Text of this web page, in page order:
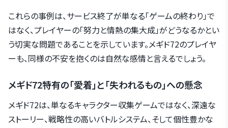
これらの事例は、サービス終了が単なる「ゲームの終わり」で
はなく、プレイヤーの「努力と情熱の集大成」がどうなるかとい
う切実な問題であることを示しています。メギド72のプレイヤ
ーも、同様の不安を抱くのは自然な感情と言えるでしょう。
メギド72特有の「愛着」と「失われるもの」への懸念
メギド72は、単なるキャラクター収集ゲームではなく、深遠な
ストーリー、戦略性の高いバトルシステム、そして個性豊かな